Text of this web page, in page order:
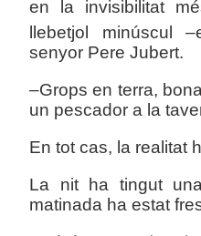
en la invisibilitat
llebetjol minúscul
senyor Pere Jubert.
–Grops en terra,
un pescador a la
En tot cas, la realitat
La nit ha tingut
matinada ha estat